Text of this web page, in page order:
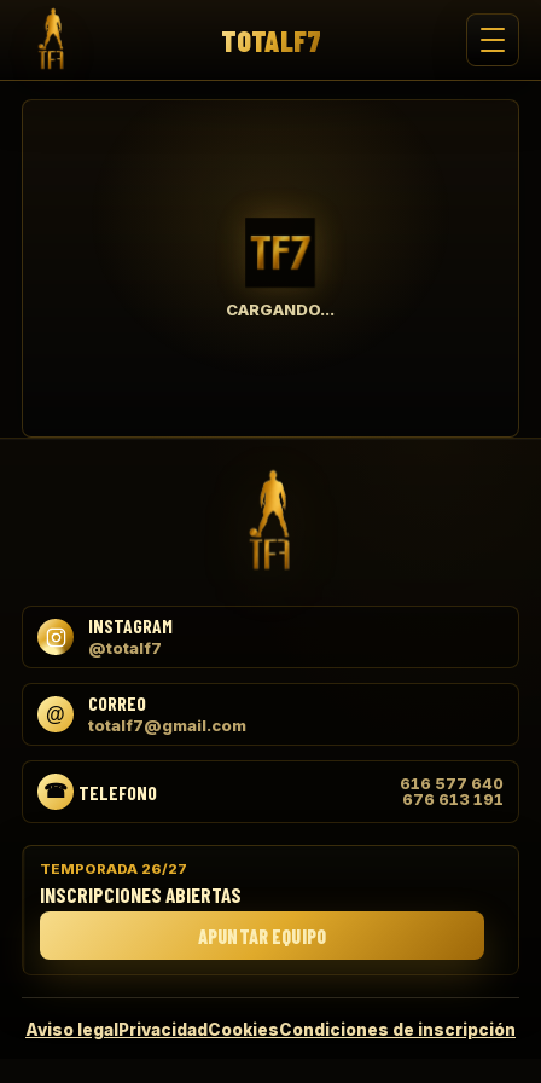
TOTALF7
CARGANDO...
INSTAGRAM
@totalf7
CORREO
totalf7@gmail.com
TELEFONO
616 577 640
676 613 191
TEMPORADA 26/27
INSCRIPCIONES ABIERTAS
APUNTAR EQUIPO
Aviso legal Privacidad CookiesCondiciones de inscripción